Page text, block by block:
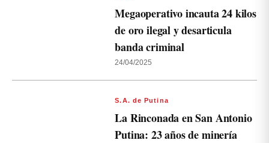
Megaoperativo incauta 24 kilos
de oro ilegal y desarticula
banda criminal
24/04/2025
S.A. de Putina
La Rinconada en San Antonio
Putina: 23 años de minería